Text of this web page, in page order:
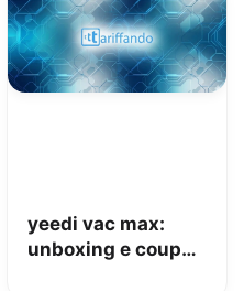
yeedi vac max:
unboxing e coupon